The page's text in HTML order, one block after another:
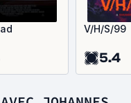
V/H/S/99
5.4